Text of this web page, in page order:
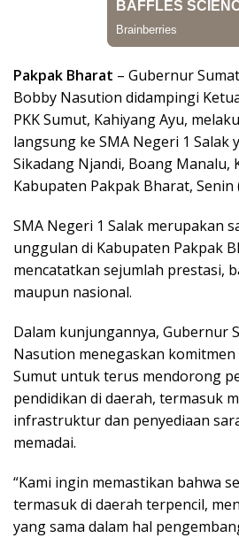
Pakpak Bharat – Gubernur
Bobby Nasution didampingi
PKK Sumut, Kahiyang Ayu,
langsung ke SMA Negeri 1 Salak
Sikadang Njandi, Boang Manalu,
Kabupaten Pakpak Bharat, Senin
SMA Negeri 1 Salak merupakan
unggulan di Kabupaten Pakpak
mencatatkan sejumlah prestasi,
maupun nasional.
Dalam kunjungannya, Gubernur
Nasution menegaskan
Sumut untuk terus mendorong
pendidikan di daerah, termasuk
infrastruktur dan penyediaan
memadai.
“Kami ingin memastikan bahwa
termasuk di daerah terpencil,
yang sama dalam hal